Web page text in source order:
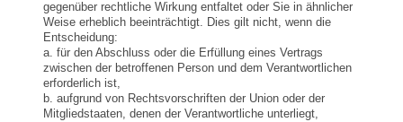
gegenüber rechtliche Wirkung entfaltet oder Sie in ähnlicher
Weise erheblich beeinträchtigt. Dies gilt nicht, wenn die
Entscheidung:
a. für den Abschluss oder die Erfüllung eines Vertrags
zwischen der betroffenen Person und dem Verantwortlichen
erforderlich ist,
b. aufgrund von Rechtsvorschriften der Union oder der
Mitgliedstaaten, denen der Verantwortliche unterliegt,